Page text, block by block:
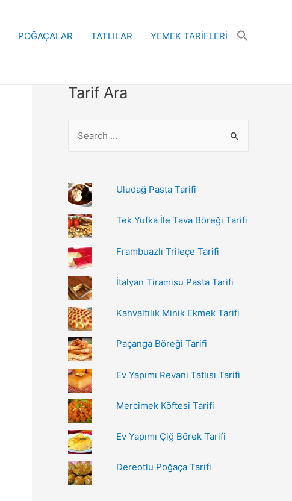
POĞAÇALAR TATLILAR YEMEK TARİFLERİ
Tarif Ara
r
c
h
f
o
r
:
Uludağ Pasta Tarifi
Tek Yufka İle Tava Böreği Tarifi
Frambuazlı Trileçe Tarifi
İtalyan Tiramisu Pasta Tarifi
Kahvaltılık Minik Ekmek Tarifi
Paçanga Böreği Tarifi
Ev Yapımı Revani Tatlısı Tarifi
Mercimek Köftesi Tarifi
Ev Yapımı Çiğ Börek Tarifi
Dereotlu Poğaça Tarifi